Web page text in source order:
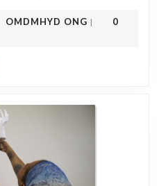
OMDMHYD ONG |
0